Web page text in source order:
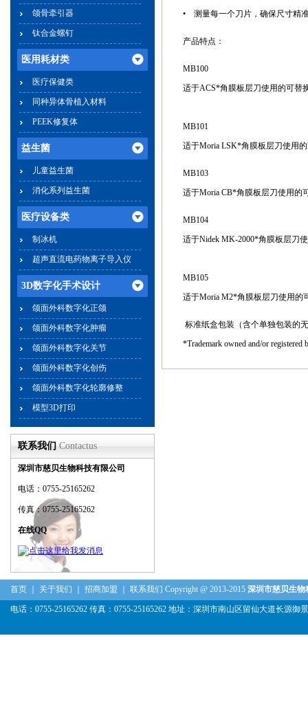
颌骨牵引器
钛合金螺钉
医用耗材类
医疗保健类
同种异体骨植入材料
PEEK修复体
益生菌
儿童益生菌
消化系列益生菌
医疗设备类
制冰机
超声直流电药物离子导入仪
3D数字化手术设计
颌面外科数字化正颌
颌面外科数字化肿瘤
颌面外科数字化关节
颌面外科数字化创伤
颌面外科数字化轮廓修整
模型3D打印
联系我们 Contactus
深圳市慈贝生物科技有限公司
电话：0755-25165262
传真：0755-25165262
在线QQ
• 测量每一个刀片，确保尺寸精
产品特点：
MB100
适于ACS*角膜板层刀使用的可替
适于Moria LSK*角膜板层刀使用
MB103
适于Moria CB*角膜板层刀使用的
MB104
适于Nidek MK-2000*角膜板层刀
MB105
适于Moria M2*角膜板层刀使用的
标准纸盒包装（含个单独包装的
*Trademark owned and/or
首页 关于我们 招商加盟 联系我们 Copyright @ 2013-2015 深圳市慈贝生物
电话：0755-25165262 传真：0755-25165262 地址：深圳市南山区留仙大道长源御